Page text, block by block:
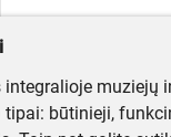
integralioje muziejų
tipai: būtinieji,